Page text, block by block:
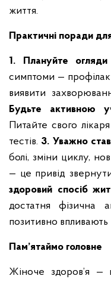
життя.
Практичні поради
1. Плануйте огляди
симптоми —
виявити
Будьте активною
Питайте свого
тестів. 3. Уважно
болі, зміни циклу,
— це привід
здоровий спосіб
достатня фізична
позитивно впливають
Пам’ятаймо головне
Жіноче здоров’я —